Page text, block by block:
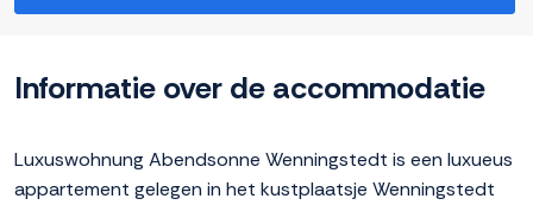
Informatie over de accommodatie
Luxuswohnung Abendsonne Wenningstedt is een luxueus
appartement gelegen in het kustplaatsje Wenningstedt